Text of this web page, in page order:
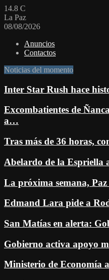
14.8 C
La Paz
08/08/2026
Anuncios
Contactos
Noticias del momento
Inter Star Rush hace
Excombatientes de
a…
Tras más de 36 horas,
Abelardo de la Espriella
La próxima semana,
Edmand Lara pide a
San Matías en alerta:
Gobierno activa apoyo
Ministerio de Economía